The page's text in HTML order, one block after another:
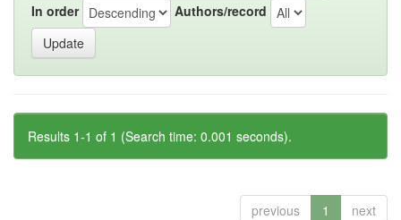
In order Authors/record
Results 1-1 of 1 (Search time: 0.001 seconds).
previous 1 next